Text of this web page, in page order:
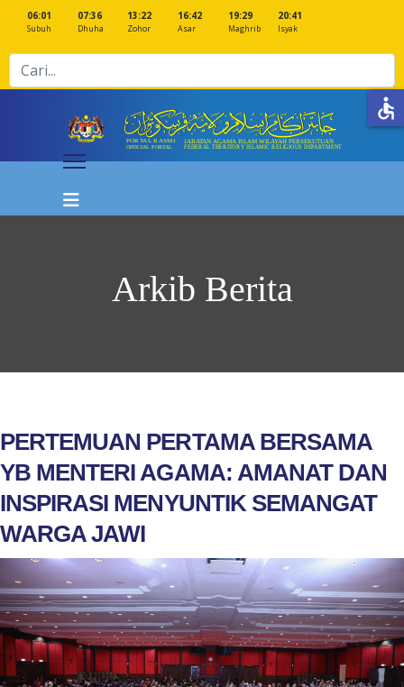
06:01
Subuh
07:36
Dhuha
13:22
Zohor
16:42
Asar
19:29
Maghrib
20:41
Isyak
Cari
Arkib Berita
PERTEMUAN PERTAMA BERSAMA
YB MENTERI AGAMA: AMANAT DAN
INSPIRASI MENYUNTIK SEMANGAT
WARGA JAWI
accessible